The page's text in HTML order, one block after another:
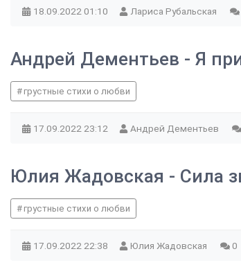
18.09.2022 01:10 Лариса Рубальская
Андрей Дементьев - Я
грустные стихи о любви
17.09.2022 23:12 Андрей Дементьев
Юлия Жадовская - Сила
грустные стихи о любви
17.09.2022 22:38 Юлия Жадовская 0